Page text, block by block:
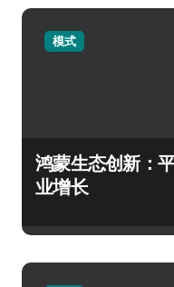
模式
鸿蒙生态创新：
业增长